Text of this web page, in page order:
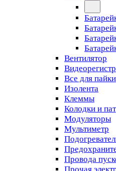
Вентилятор
Все для пайки
Изолента
Клеммы
Колодки и
Модуляторы
Мультиметр
Провода